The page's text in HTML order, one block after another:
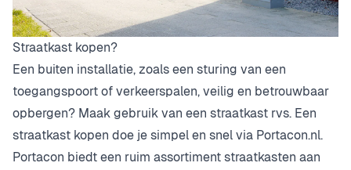
Straatkast kopen?
Een buiten installatie, zoals een sturing van een
toegangspoort of verkeerspalen, veilig en betrouwbaar
opbergen? Maak gebruik van een straatkast rvs. Een
straatkast kopen doe je simpel en snel via Portacon.nl.
Portacon biedt een ruim assortiment straatkasten aan